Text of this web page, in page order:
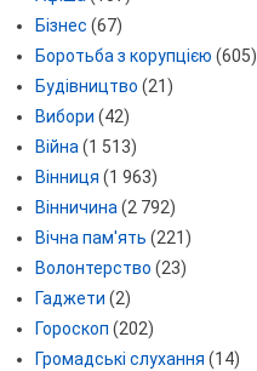
Бізнес (67)
Боротьба з корупцією (605)
Будівництво (21)
Вибори (42)
Війна (1 513)
Вінниця (1 963)
Вінничина (2 792)
Вічна пам'ять (221)
Волонтерство (23)
Гаджети (2)
Гороскоп (202)
Громадські слухання (14)